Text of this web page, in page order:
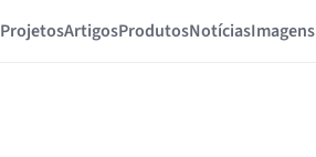
ProjetosArtigosProdutosNotíciasImagens